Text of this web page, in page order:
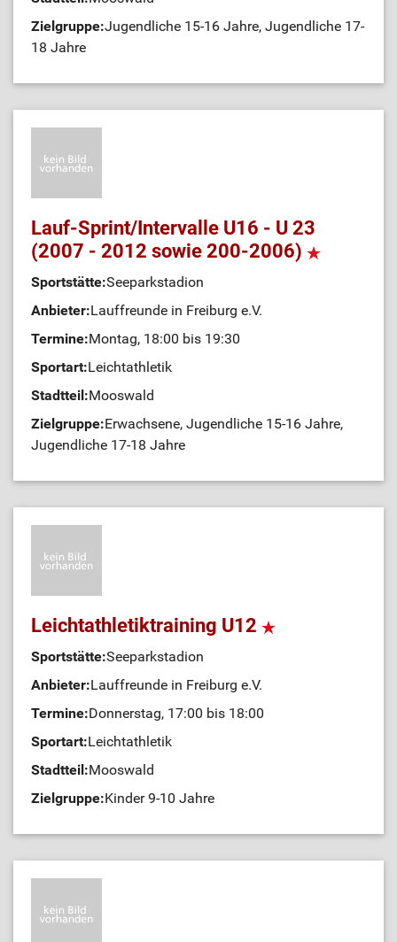
Zielgruppe:Jugendliche 15-16 Jahre, Jugendliche 17-
18 Jahre
Lauf-Sprint/Intervalle U16 - U 23
(2007 - 2012 sowie 200-2006)
Sportstätte:Seeparkstadion
Anbieter:Lauffreunde in Freiburg e.V.
Termine:Montag, 18:00 bis 19:30
Sportart:Leichtathletik
Stadtteil:Mooswald
Zielgruppe:Erwachsene, Jugendliche 15-16 Jahre,
Jugendliche 17-18 Jahre
Leichtathletiktraining U12
Sportstätte:Seeparkstadion
Anbieter:Lauffreunde in Freiburg e.V.
Termine:Donnerstag, 17:00 bis 18:00
Sportart:Leichtathletik
Stadtteil:Mooswald
Zielgruppe:Kinder 9-10 Jahre